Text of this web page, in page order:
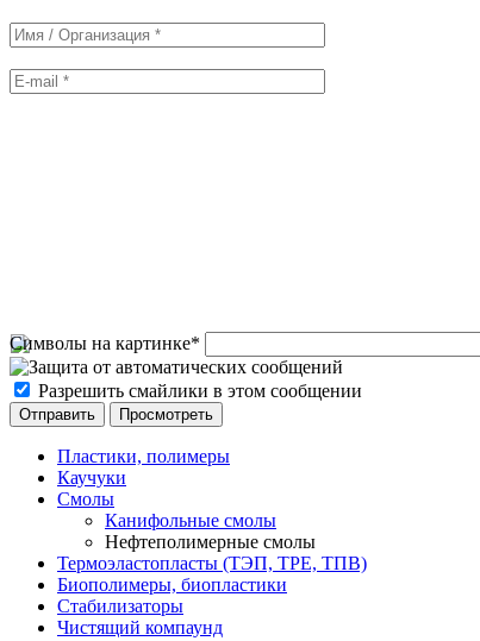
Символы на картинке*
Разрешить смайлики в этом сообщении
Пластики, полимеры
Каучуки
Смолы
Канифольные смолы
Нефтеполимерные смолы
Термоэластопласты (ТЭП, TPE, ТПВ)
Биополимеры, биопластики
Стабилизаторы
Чистящий компаунд